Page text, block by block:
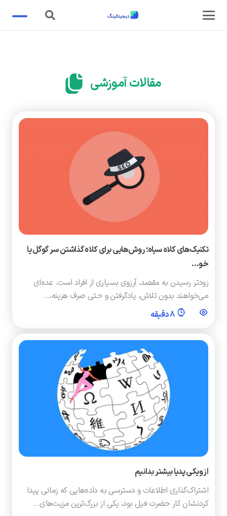
مقالات آموزشی
تکنیک‌های کلاه سیاه؛ روش‌هایی برای کلاه گذاشتن سر گوگل یا
خو…
زودتر رسیدن به مقصد، آرزوی بسیاری از افراد است. عده‌ای
می‌خواهند بدون تلاش، یادگرفتن و حتی صرف هزینه،…
8 دقیقه
از ویکی پدیا بیشتر بدانیم
اشتراک‌گذاری اطلاعات و دسترسی به داده‌هایی که زمانی پیدا
کردنشان کار حضرت فیل بود، یکی از بزرگ‌ترین مزیت‌های…